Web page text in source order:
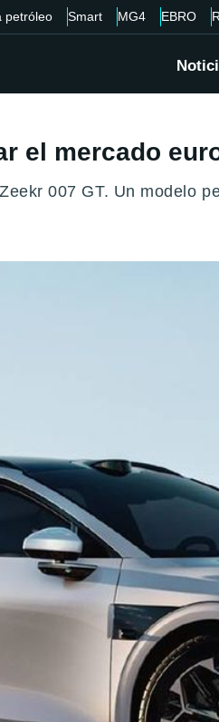
petróleo Smart MG4 EBRO
el mercado
007 GT. Un modelo